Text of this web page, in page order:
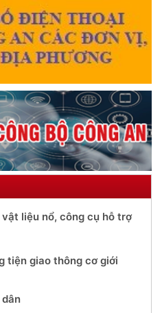
liệu nổ, công cụ hỗ trợ
tiện giao thông cơ giới